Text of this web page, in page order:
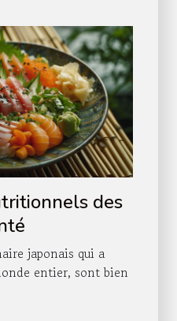
des
japonais qui a
entier, sont bien